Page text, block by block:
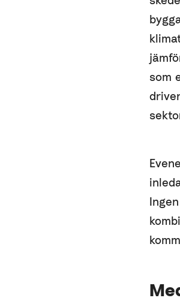
som